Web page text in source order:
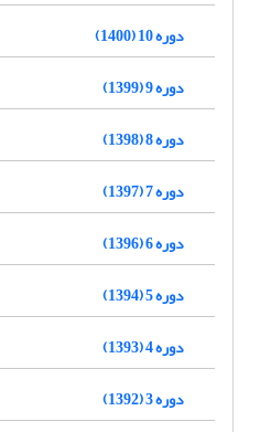
دوره 10 (1400)
دوره 9 (1399)
دوره 8 (1398)
دوره 7 (1397)
دوره 6 (1396)
دوره 5 (1394)
دوره 4 (1393)
دوره 3 (1392)